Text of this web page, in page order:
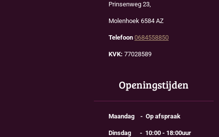
Prinsenweg 23,
Molenhoek 6584 AZ
Telefoon 0684558850
KVK: 77028589
Openingstijden
Maandag - Op afspraak
Dinsdag - 10:00 - 18:00uur